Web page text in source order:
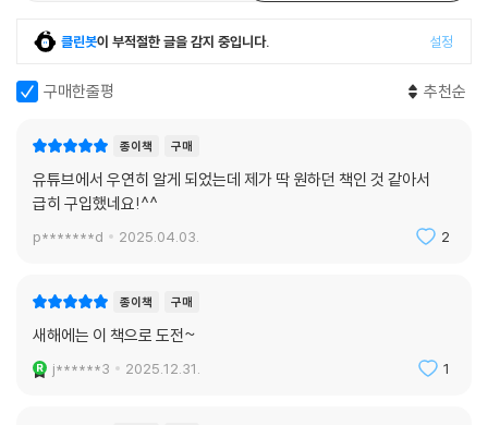
클린봇이 부적절한 글을 감지 중입니다. 설정
구매한줄평 추천순
종이책 구매
유튜브에서 우연히 알게 되었는데 제가 딱 원하던 책인 것 같아서
급히 구입했네요!^^
p*******d 2025.04.03. 2
종이책 구매
새해에는 이 책으로 도전~
j******3 2025.12.31. 1